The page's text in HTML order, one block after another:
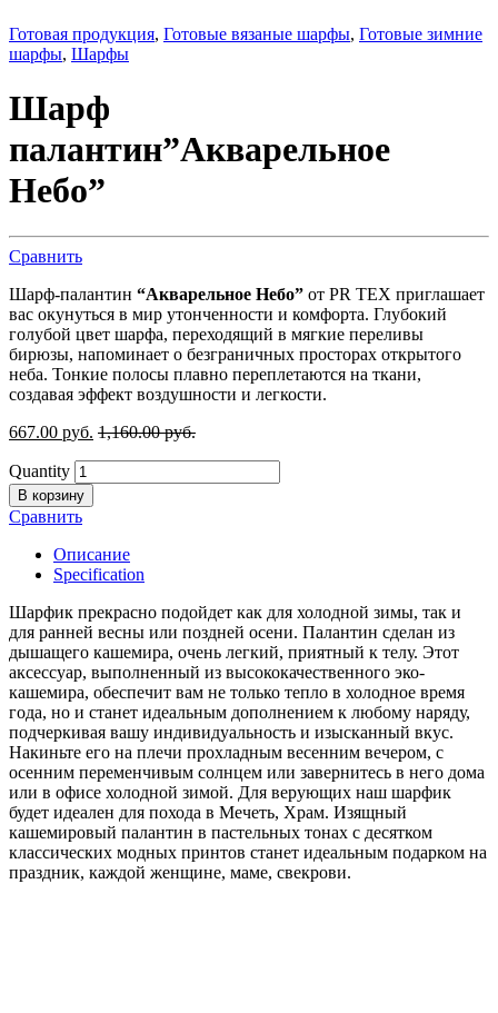
Готовая продукция, Готовые вязаные шарфы, Готовые зимние
шарфы, Шарфы
Шарф
палантин”Акварельное
Небо”
Сравнить
Шарф-палантин “Акварельное Небо” от PR TEX приглашает
вас окунуться в мир утонченности и комфорта. Глубокий
голубой цвет шарфа, переходящий в мягкие переливы
бирюзы, напоминает о безграничных просторах открытого
неба. Тонкие полосы плавно переплетаются на ткани,
создавая эффект воздушности и легкости.
667.00 руб. 1,160.00руб.
Quantity
В корзину
Сравнить
Описание
Specification
Шарфик прекрасно подойдет как для холодной зимы, так и
для ранней весны или поздней осени. Палантин сделан из
дышащего кашемира, очень легкий, приятный к телу. Этот
аксессуар, выполненный из высококачественного эко-
кашемира, обеспечит вам не только тепло в холодное время
года, но и станет идеальным дополнением к любому наряду,
подчеркивая вашу индивидуальность и изысканный вкус.
Накиньте его на плечи прохладным весенним вечером, с
осенним переменчивым солнцем или завернитесь в него дома
или в офисе холодной зимой. Для верующих наш шарфик
будет идеален для похода в Мечеть, Храм. Изящный
кашемировый палантин в пастельных тонах с десятком
классических модных принтов станет идеальным подарком на
праздник, каждой женщине, маме, свекрови.